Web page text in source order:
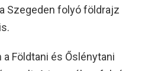
Szegeden folyó földrajz
Földtani és Őslénytani